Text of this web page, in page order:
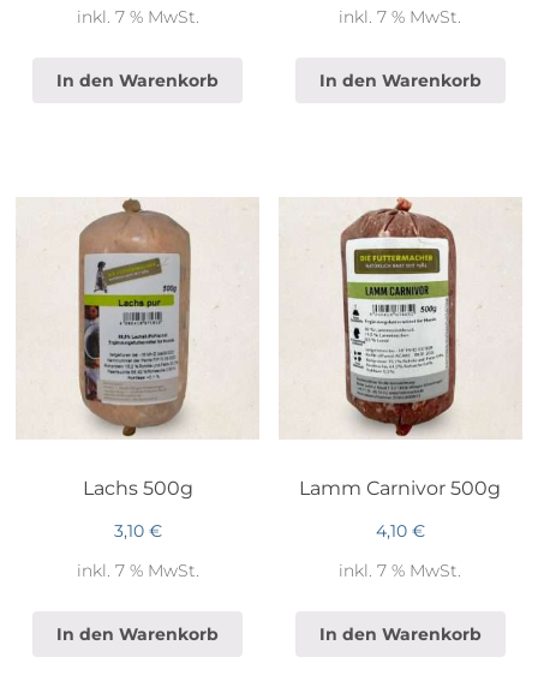
inkl. 7 % MwSt.
In den Warenkorb
inkl. 7 % MwSt.
In den Warenkorb
Lachs 500g
3,10 €
inkl. 7 % MwSt.
In den Warenkorb
Lamm Carnivor 500g
4,10 €
inkl. 7 % MwSt.
In den Warenkorb